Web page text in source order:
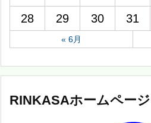
28
29 30 31
« 6月
RINKASAホームページ